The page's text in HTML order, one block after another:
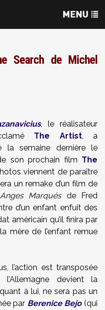
Search de Michel
, le réalisateur
The Artist, a
la semaine dernière le
son prochain film The
viennent de paraître
un remake d’un film de
Marquésde Fred
d’un enfant enfuit des
américain qu’il finira par
mère de l’enfant remue
l’action est transposée
devient la
à lui, ne sera pas un
par Berenice Bejo(qui